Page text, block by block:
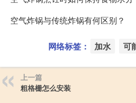
空气炸锅与传统炸锅有何区别？
网络标签： 加水 可
上一篇
粗格栅怎么安装